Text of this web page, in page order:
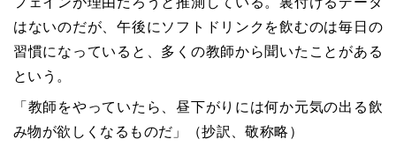
はないのだが、午後にソフトドリンクを飲むのは毎日の
習慣になっていると、多くの教師から聞いたことがある
という。
「教師をやっていたら、昼下がりには何か元気の出る飲
み物が欲しくなるものだ」（抄訳、敬称略）